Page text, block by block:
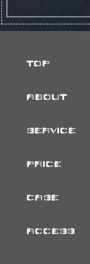
TOP
ABOUT
SERVICE
PRICE
CASE
ACCESS